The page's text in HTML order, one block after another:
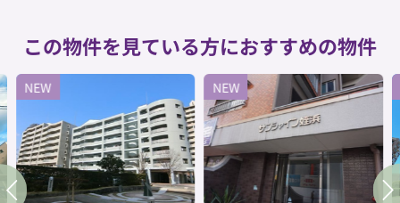
この物件を見ている方におすすめの物件
NEW NEW